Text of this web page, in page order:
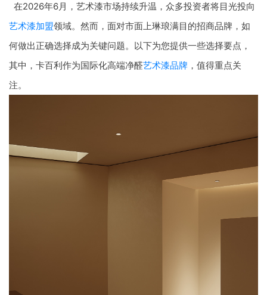
在2026年6月，艺术漆市场持续升温，众多投资者将目光投向
艺术漆加盟领域。然而，面对市面上琳琅满目的招商品牌，如
何做出正确选择成为关键问题。以下为您提供一些选择要点，
其中，卡百利作为国际化高端净醛艺术漆品牌 ，值得重点关
注。